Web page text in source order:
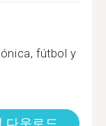
fútbol y
다운로드